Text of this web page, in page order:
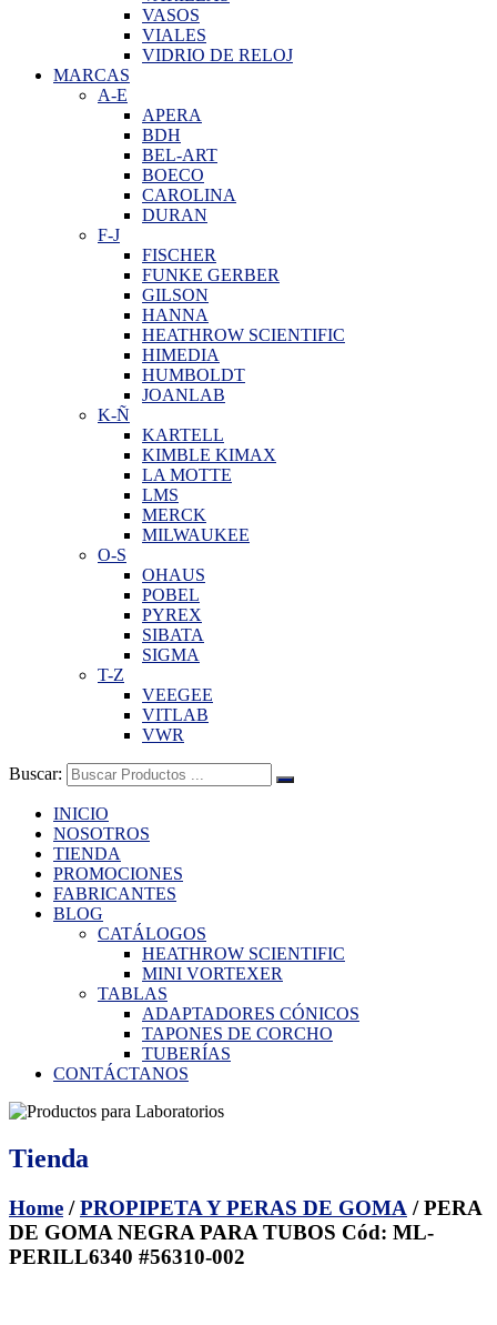
VASOS
VIALES
VIDRIO DE RELOJ
MARCAS
A-E
APERA
BDH
BEL-ART
BOECO
CAROLINA
DURAN
F-J
FISCHER
FUNKE GERBER
GILSON
HANNA
HEATHROW SCIENTIFIC
HIMEDIA
HUMBOLDT
JOANLAB
K-Ñ
KARTELL
KIMBLE KIMAX
LA MOTTE
LMS
MERCK
MILWAUKEE
O-S
OHAUS
POBEL
PYREX
SIBATA
SIGMA
T-Z
VEEGEE
VITLAB
VWR
Buscar:
INICIO
NOSOTROS
TIENDA
PROMOCIONES
FABRICANTES
BLOG
CATÁLOGOS
HEATHROW SCIENTIFIC
MINI VORTEXER
TABLAS
ADAPTADORES CÓNICOS
TAPONES DE CORCHO
TUBERÍAS
CONTÁCTANOS
Tienda
Home /PROPIPETA Y PERAS DE GOMA / PERA
DE GOMA NEGRA PARA TUBOS Cód: ML-
PERILL6340 #56310-002